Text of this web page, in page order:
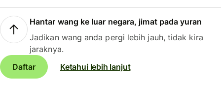
Hantar wang ke luar negara, jimat pada yuran
Jadikan wang anda pergi lebih jauh, tidak kira
jaraknya.
Daftar
Ketahui lebih lanjut